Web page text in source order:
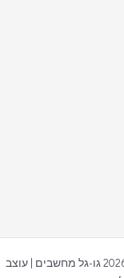
זכויות שמורות טכנאי מחשבים | תיקון מחשבים © 2026 גו-גל מחשבים | עוצב